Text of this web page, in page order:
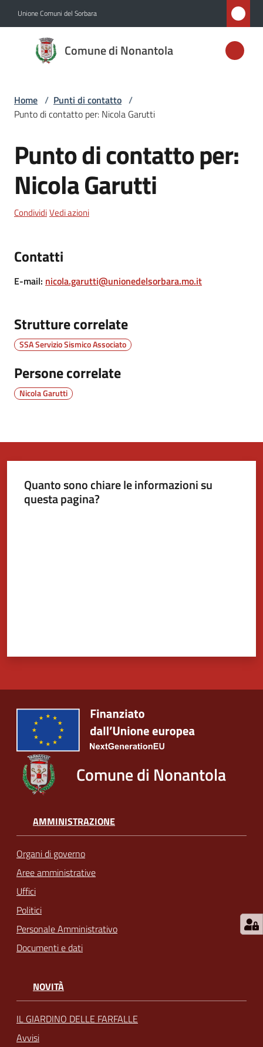
Unione Comuni del Sorbara
Comune di Nonantola
Comune di
Nonantola
Amministrazione
Nonantola
argomenti...
Seguici
su
Home / Punti di contatto /
Punto di contatto per: Nicola Garutti
Salta al contenuto
Punto di contatto per:
Nicola Garutti
CondividiVedi azioni
Contatti
E-mail: nicola.garutti@unionedelsorbara.mo.it
Strutture correlate
SSA Servizio Sismico Associato
Persone correlate
Nicola Garutti
Quanto sono chiare le informazioni su
questa pagina?
Comune di Nonantola
AMMINISTRAZIONE
Organi di governo
Aree amministrative
Uffici
Politici
Personale Amministrativo
Documenti e dati
NOVITÀ
IL GIARDINO DELLE FARFALLE
Avvisi